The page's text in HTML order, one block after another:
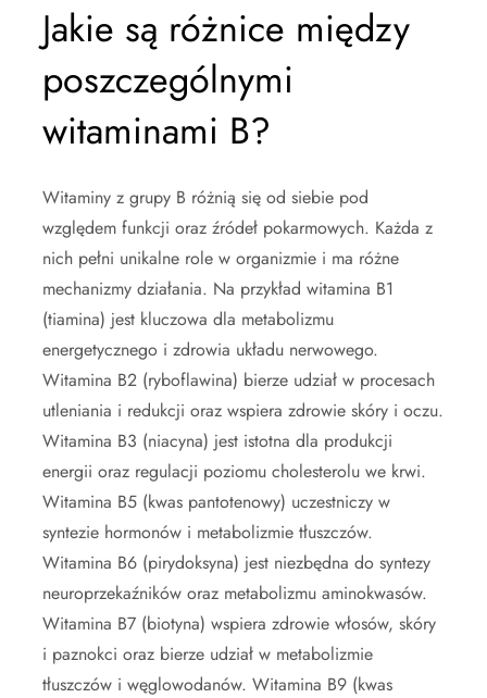
Jakie są różnice między
poszczególnymi
witaminami B?
Witaminy z grupy B różnią się od siebie pod
względem funkcji oraz źródeł pokarmowych. Każda z
nich pełni unikalne role w organizmie i ma różne
mechanizmy działania. Na przykład witamina B1
(tiamina) jest kluczowa dla metabolizmu
energetycznego i zdrowia układu nerwowego.
Witamina B2 (ryboflawina) bierze udział w procesach
utleniania i redukcji oraz wspiera zdrowie skóry i oczu.
Witamina B3 (niacyna) jest istotna dla produkcji
energii oraz regulacji poziomu cholesterolu we krwi.
Witamina B5 (kwas pantotenowy) uczestniczy w
syntezie hormonów i metabolizmie tłuszczów.
Witamina B6 (pirydoksyna) jest niezbędna do syntezy
neuroprzekaźników oraz metabolizmu aminokwasów.
Witamina B7 (biotyna) wspiera zdrowie włosów, skóry
i paznokci oraz bierze udział w metabolizmie
tłuszczów i węglowodanów. Witamina B9 (kwas